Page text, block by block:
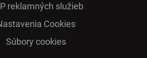
reklamných služieb
Cookies
Súbory cookies